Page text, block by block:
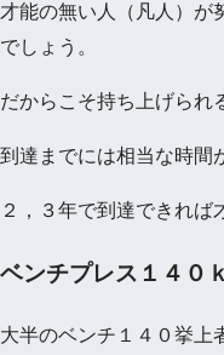
才能の無い人（凡人）が
でしょう。
だからこそ持ち上げられ
到達までには相当な時間
２，３年で到達できれば
ベンチプレス１４０
大半のベンチ１４０挙上